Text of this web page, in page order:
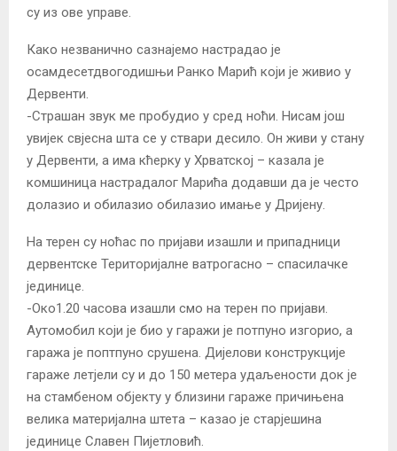
су из ове управе.
Како незванично сазнајемо настрадао је
осамдесетдвогодишњи Ранко Марић који је живио у
Дервенти.
-Страшан звук ме пробудио у сред ноћи. Нисам још
увијек свјесна шта се у ствари десило. Он живи у стану
у Дервенти, а има кћерку у Хрватској – казала је
комшиница настрадалог Марића додавши да је често
долазио и обилазио обилазио имање у Дријену.
На терен су ноћас по пријави изашли и припадници
дервентске Територијалне ватрогасно – спасилачке
јединице.
-Око1.20 часова изашли смо на терен по пријави.
Аутомобил који је био у гаражи је потпуно изгорио, а
гаража је поптпуно срушена. Дијелови конструкције
гараже летјели су и до 150 метера удаљености док је
на стамбеном објекту у близини гараже причињена
велика материјална штета – казао је старјешина
јединице Славен Пијетловић.